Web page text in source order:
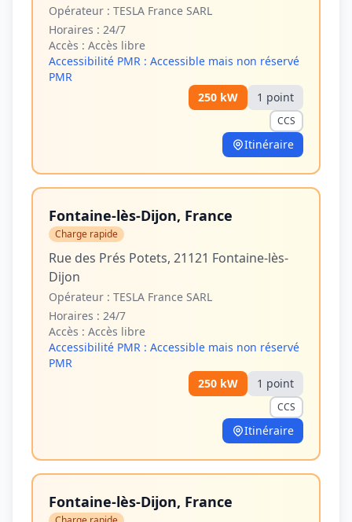
Opérateur : TESLA France SARL
Horaires : 24/7
Accès : Accès libre
Accessibilité PMR : Accessible mais non réservé
PMR
250 kW 1 point
CCS
Itinéraire
Fontaine-lès-Dijon, France
Charge rapide
Rue des Prés Potets, 21121 Fontaine-lès-
Dijon
Opérateur : TESLA France SARL
Horaires : 24/7
Accès : Accès libre
Accessibilité PMR : Accessible mais non réservé
PMR
250 kW 1 point
CCS
Itinéraire
Fontaine-lès-Dijon, France